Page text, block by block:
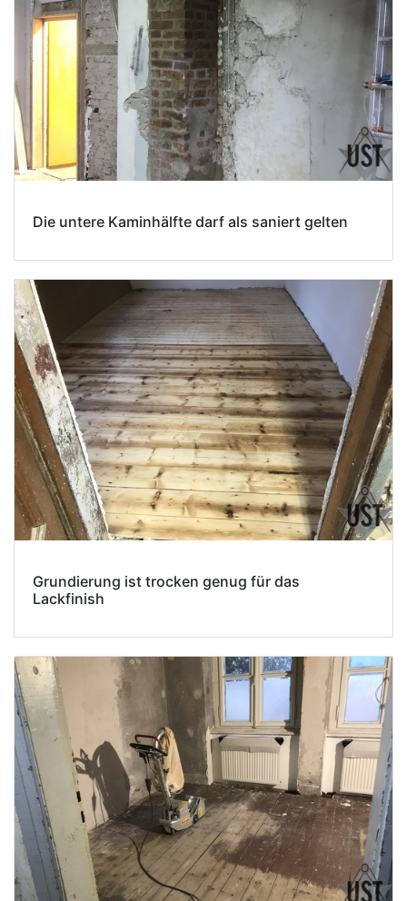
Die untere Kaminhälfte darf als saniert gelten
Grundierung ist trocken genug für das
Lackfinish